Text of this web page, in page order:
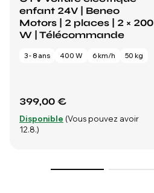
enfant 24V | Beneo
Motors | 2 places | 2 × 200
W | Télécommande
3 - 8 ans 400 W 6 km/h 50 kg
399,00 €
Disponible (Vous pouvez avoir
12.8.)